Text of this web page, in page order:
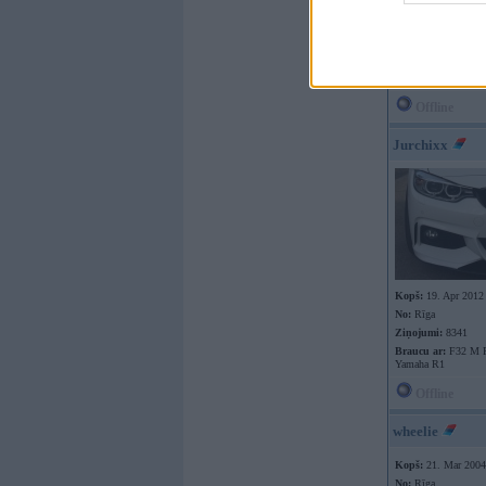
Jurchixx
Kopš: 19. Apr 2012
No: Rīga
Ziņojumi: 8341
Braucu ar: F32 M
Yamaha R1
wheelie
Kopš: 21. Mar 2004
No: Rīga